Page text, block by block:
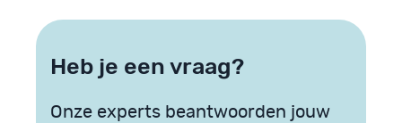
Heb je een vraag?
Onze experts beantwoorden jouw